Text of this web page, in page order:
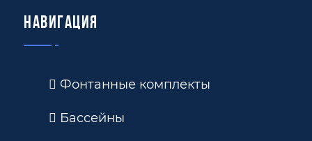
Навигация
Фонтанные комплекты
Бассейны